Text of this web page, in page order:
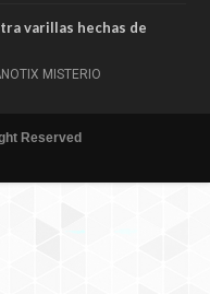
varillas hechas de
MISTERIO
Reserved